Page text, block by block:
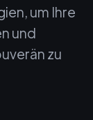
um Ihre
und
zu